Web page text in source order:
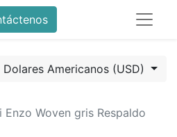
Dolares Americanos (USD)
Woven gris Respaldo